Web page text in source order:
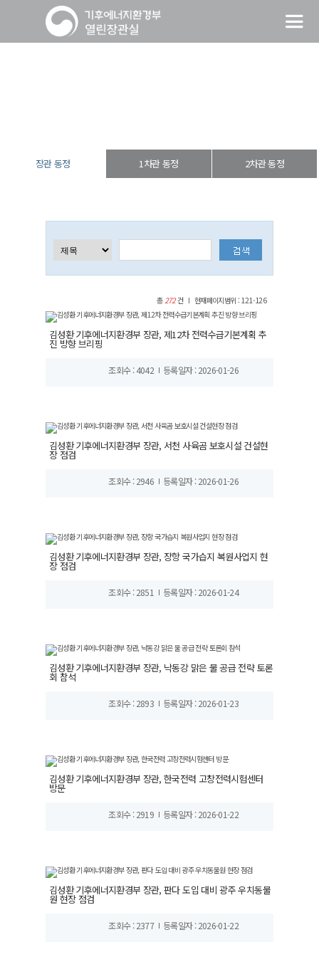
장관 동정 1차관 동정 2차관 동정
총272건 현재페이지범위 : 121-126
김성환 기후에너지환경부 장관, 제12차 전력수급기본계획 추
진 방향 브리핑
조회수 : 4042 등록일자 : 2026-01-26
김성환 기후에너지환경부 장관, 서천 사육곰 보호시설 건설현
장 점검
조회수 : 2946 등록일자 : 2026-01-26
김성환 기후에너지환경부 장관, 장항 국가습지 복원사업지 현
장 점검
조회수 : 2851 등록일자 : 2026-01-24
김성환 기후에너지환경부 장관, 낙동강 맑은 물 공급 전략 토론
회 참석
조회수 : 2893 등록일자 : 2026-01-23
김성환 기후에너지환경부 장관, 한국전력 고창전력시험센터
방문
조회수 : 2919 등록일자 : 2026-01-22
김성환 기후에너지환경부 장관, 판다 도입 대비 광주 우치동물
원 현장 점검
조회수 : 2377 등록일자 : 2026-01-22